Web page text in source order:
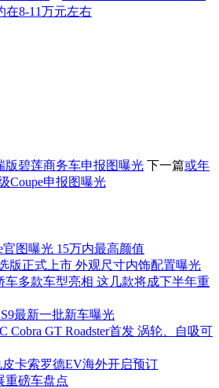
在8-11万元左右
版碧莲商务车申报图曝光 下一篇或年
Coupe申报图曝光
图曝光 15万内最高颜值
版正式上市 外观尺寸内饰配置曝光
车多款车型亮相 这几款将成下半年重
最新一批新车曝光
Cobra GT Roadster首发 涡轮、自吸可
卡索罗德EV海外开启预订
重磅车盘点